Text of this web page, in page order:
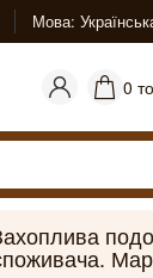
Мова
0